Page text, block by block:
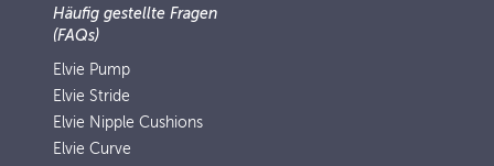
Häufig gestellte Fragen
(FAQs)
Elvie Pump
Elvie Stride
Elvie Nipple Cushions
Elvie Curve